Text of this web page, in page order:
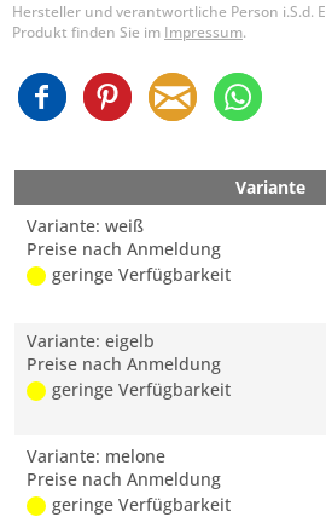
Hersteller und verantwortliche Person i.S.d.
Produkt finden Sie im Impressum.
Variante
Variante: weiß
Preise nach Anmeldung
geringe Verfügbarkeit
Variante: eigelb
Preise nach Anmeldung
geringe Verfügbarkeit
Variante: melone
Preise nach Anmeldung
geringe Verfügbarkeit